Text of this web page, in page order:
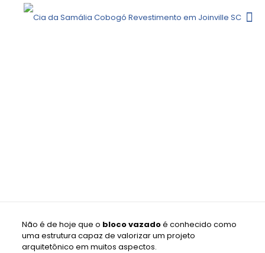
Não é de hoje que o bloco vazadoé conhecido como
uma estrutura capaz de valorizar um projeto
arquitetônico em muitos aspectos.